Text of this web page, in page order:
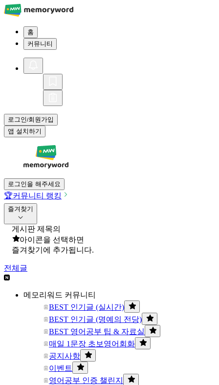
홈
커뮤니티
로그인/회원가입
앱 설치하기
로그인을 해주세요
🏆커뮤니티 랭킹
즐겨찾기
게시판 제목의
아이콘을 선택하면
즐겨찾기에 추가됩니다.
전체글
메모리워드 커뮤니티
BEST 인기글 (실시간)
BEST 인기글 (명예의 전당)
BEST 영어공부 팁 & 자료실
매일 1문장 초보영어회화
공지사항
이벤트
영어공부 인증 챌린지